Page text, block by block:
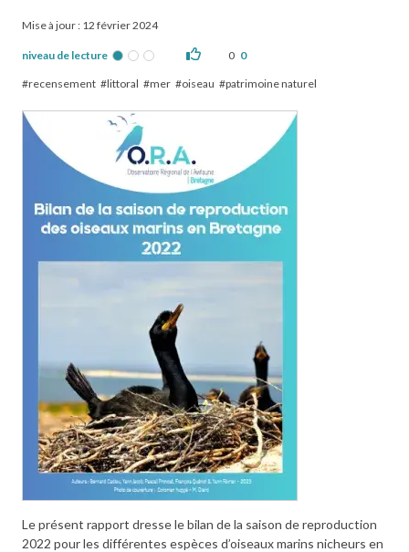
Mise à jour : 12 février 2024
niveau de lecture 0 0
recensement littoral mer oiseau patrimoine naturel
Le présent rapport dresse le bilan de la saison de reproduction
2022 pour les différentes espèces d’oiseaux marins nicheurs en